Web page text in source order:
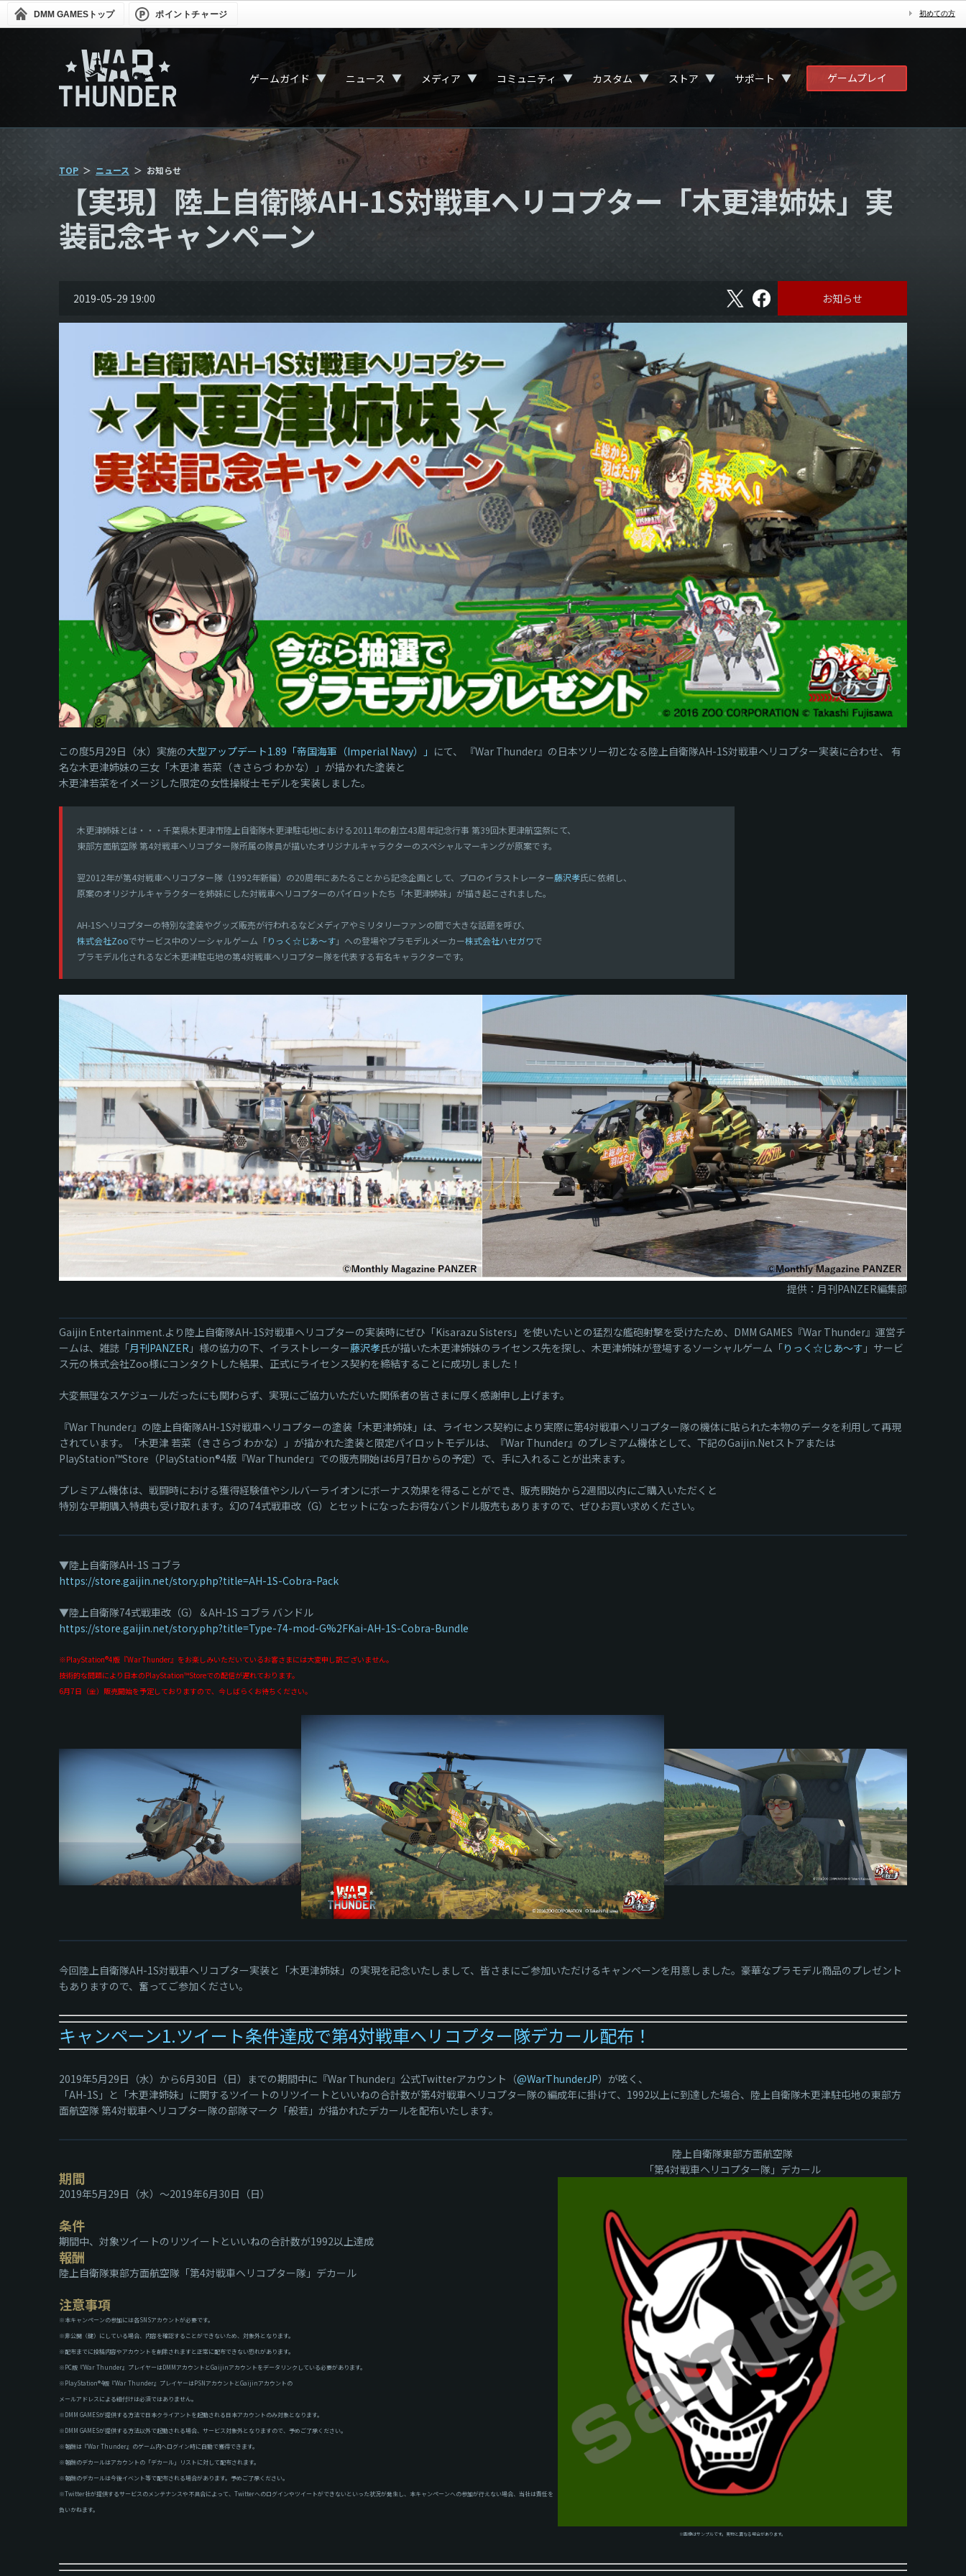
DMM GAMES トップ ポイントチャージ 初めての方
ゲームガイド ▼ ニュース ▼ メディア ▼ コミュニティ ▼ カスタム ▼ ストア ▼ サポート ▼ ゲームプレイ
TOP ニュース お知らせ
【実現】陸上自衛隊AH-1S対戦車ヘリコプター「木更津姉妹」実
装記念キャンペーン
2019-05-29 19:00 X フ
ェ お知らせ
この度5月29日（水）実施の大型アップデート1.89「帝国海軍（Imperial Navy）」 にて、 『War Thunder』の日本ツリー初となる陸上自衛隊AH-1S対戦車ヘリコプター実装に合わせ、 有
名な木更津姉妹の三女「木更津 若菜（きさらづ わかな）」が描かれた塗装と
木更津若菜をイメージした限定の女性操縦士モデルを実装しました。
木更津姉妹とは・・・千葉県木更津市陸上自衛隊木更津駐屯地における2011年の創立43周年記念行事 第39回木更津航空祭にて、
東部方面航空隊 第4対戦車ヘリコプター隊所属の隊員が描いたオリジナルキャラクターのスペシャルマーキングが原案です。
翌2012年が第4対戦車ヘリコプター隊（1992年新編）の20周年にあたることから記念企画として、プロのイラストレーター藤沢孝氏に依頼し、
原案のオリジナルキャラクターを姉妹にした対戦車ヘリコプターのパイロットたち「木更津姉妹」が描き起こされました。
AH-1Sヘリコプターの特別な塗装やグッズ販売が行われるなどメディアやミリタリーファンの間で大きな話題を呼び、
株式会社Zooでサービス中のソーシャルゲーム「りっく☆じあ〜す」への登場やプラモデルメーカー株式会社ハセガワで
プラモデル化されるなど木更津駐屯地の第4対戦車ヘリコプター隊を代表する有名キャラクターです。
提供：月刊PANZER編集部
Gaijin Entertainment.より陸上自衛隊AH-1S対戦車ヘリコプターの実装時にぜひ「Kisarazu Sisters」を使いたいとの猛烈な艦砲射撃を受けたため、DMM GAMES『War Thunder』運営チ
ームは、雑誌「月刊PANZER 」様の協力の下、イラストレーター藤沢孝氏が描いた木更津姉妹のライセンス先を探し、木更津姉妹が登場するソーシャルゲーム「りっく☆じあ〜す 」サービ
ス元の株式会社Zoo様にコンタクトした結果、正式にライセンス契約を締結することに成功しました！
大変無理なスケジュールだったにも関わらず、実現にご協力いただいた関係者の皆さまに厚く感謝申し上げます。
『War Thunder』の陸上自衛隊AH-1S対戦車ヘリコプターの塗装「木更津姉妹」は、ライセンス契約により実際に第4対戦車ヘリコプター隊の機体に貼られた本物のデータを利用して再現
されています。「木更津 若菜（きさらづ わかな）」が描かれた塗装と限定パイロットモデルは、『War Thunder』のプレミアム機体として、下記のGaijin.Netストアまたは
PlayStation™Store（PlayStation®4版『War Thunder』での販売開始は6月7日からの予定）で、手に入れることが出来ます。
プレミアム機体は、戦闘時における獲得経験値やシルバーライオンにボーナス効果を得ることができ、販売開始から2週間以内にご購入いただくと
特別な早期購入特典も受け取れます。幻の74式戦車改（G）とセットになったお得なバンドル販売もありますので、ぜひお買い求めください。
▼陸上自衛隊AH-1S コブラ
https://store.gaijin.net/story.php?title=AH-1S-Cobra-Pack
▼陸上自衛隊74式戦車改（G）＆AH-1S コブラ バンドル
https://store.gaijin.net/story.php?title=Type-74-mod-G%2FKai-AH-1S-Cobra-Bundle
※PlayStation®4版『War Thunder』をお楽しみいただいているお客さまには大変申し訳ございません。
技術的な問題により日本のPlayStation™Storeでの配信が遅れております。
6月7日（金）販売開始を予定しておりますので、今しばらくお待ちください。
今回陸上自衛隊AH-1S対戦車ヘリコプター実装と「木更津姉妹」の実現を記念いたしまして、皆さまにご参加いただけるキャンペーンを用意しました。豪華なプラモデル商品のプレゼント
もありますので、奮ってご参加ください。
キャンペーン1.ツイート条件達成で第4対戦車ヘリコプター隊デカール配布！
2019年5月29日（水）から6月30日（日）までの期間中に『War Thunder』公式Twitterアカウント（@WarThunderJP）が呟く、
「AH-1S」と「木更津姉妹」に関するツイートのリツイートといいねの合計数が第4対戦車ヘリコプター隊の編成年に掛けて、1992以上に到達した場合、陸上自衛隊木更津駐屯地の東部方
面航空隊 第4対戦車ヘリコプター隊の部隊マーク「般若」が描かれたデカールを配布いたします。
期間
2019年5月29日（水）～2019年6月30日（日）
条件
期間中、対象ツイートのリツイートといいねの合計数が1992以上達成
報酬
陸上自衛隊東部方面航空隊「第4対戦車ヘリコプター隊」デカール
注意事項
※本キャンペーンの参加には各SNSアカウントが必要です。
※非公開（鍵）にしている場合、内容を確認することができないため、対象外となります。
※配布までに投稿内容やアカウントを削除されますと正常に配布できない恐れがあります。
※PC版『War Thunder』プレイヤーはDMMアカウントとGaijinアカウントをデータリンクしている必要があります。
※PlayStation®4版『War Thunder』プレイヤーはPSNアカウントとGaijinアカウントの
メールアドレスによる紐付けは必須ではありません。
※DMM GAMESが提供する方法で日本クライアントを起動される日本アカウントのみ対象となります。
※DMM GAMESが提供する方法以外で起動される場合、サービス対象外となりますので、予めご了承ください。
※報酬は『War Thunder』のゲーム内へログイン時に自動で獲得できます。
※報酬のデカールはアカウントの「デカール」リストに対して配布されます。
※報酬のデカールは今後イベント等で配布される場合があります。予めご了承ください。
※Twitter社が提供するサービスのメンテナンスや不具合によって、Twitterへのログインやツイートができないといった状況が発生し、本キャンペーンへの参加が行えない場合、当社は責任を
負いかねます。
陸上自衛隊東部方面航空隊
「第4対戦車ヘリコプター隊」デカール
※画像はサンプルです。実物と異なる場合があります。